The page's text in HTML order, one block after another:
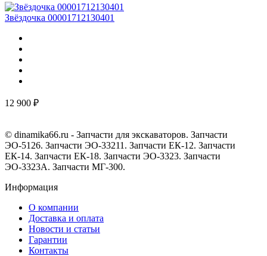
Звёздочка 00001712130401
12 900 ₽
© dinamika66.ru - Запчасти для экскаваторов. Запчасти
ЭО-5126. Запчасти ЭО-33211. Запчасти ЕК-12. Запчасти
ЕК-14. Запчасти ЕК-18. Запчасти ЭО-3323. Запчасти
ЭО-3323А. Запчасти МГ-300.
Информация
О компании
Доставка и оплата
Новости и статьи
Гарантии
Контакты